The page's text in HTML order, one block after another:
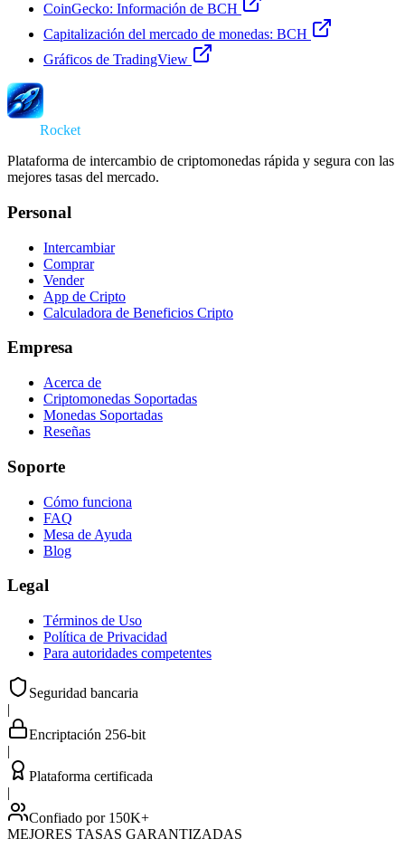
CoinGecko: Información de BCH
Capitalización del mercado de monedas: BCH
Gráficos de TradingView
Rocket
Plataforma de intercambio de criptomonedas rápida y segura con las
mejores tasas del mercado.
Personal
Intercambiar
Comprar
Vender
App de Cripto
Calculadora de Beneficios Cripto
Empresa
Acerca de
Criptomonedas Soportadas
Monedas Soportadas
Reseñas
Soporte
Cómo funciona
FAQ
Mesa de Ayuda
Blog
Legal
Términos de Uso
Política de Privacidad
Para autoridades competentes
Seguridad bancaria
|
Encriptación 256-bit
|
Plataforma certificada
|
Confiado por 150K+
MEJORES TASAS GARANTIZADAS